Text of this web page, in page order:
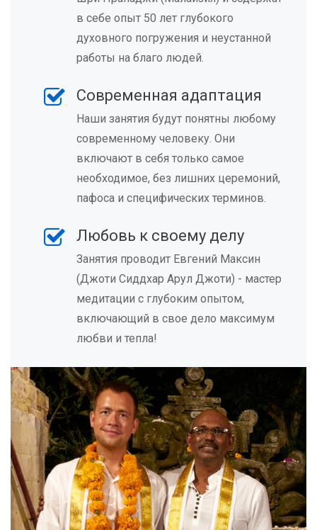
в себе опыт 50 лет глубокого
духовного погружения и неустанной
работы на благо людей.
Современная адаптация
Наши занятия будут понятны любому
современному человеку. Они
включают в себя только самое
необходимое, без лишних церемоний,
пафоса и специфических терминов.
Любовь к своему делу
Занятия проводит Евгений Максин
(Джоти Сиддхар Арул Джоти) - мастер
медитации с глубоким опытом,
включающий в свое дело максимум
любви и тепла!